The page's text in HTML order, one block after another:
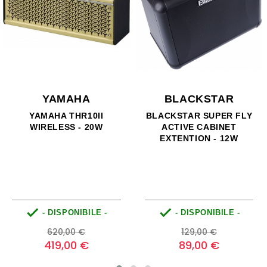
VICTORY
VICTORY 112-LB THE
DUCHESS LUNCHBOX
 - DISPONIBILE -
0Prezzo
399,00 €
SUHR
SUHR BELLA COMBO
22/44W - 1X12
CELESTION - BLACK
 - DISPONIBILE -
0Prezzo
2.940,00 €